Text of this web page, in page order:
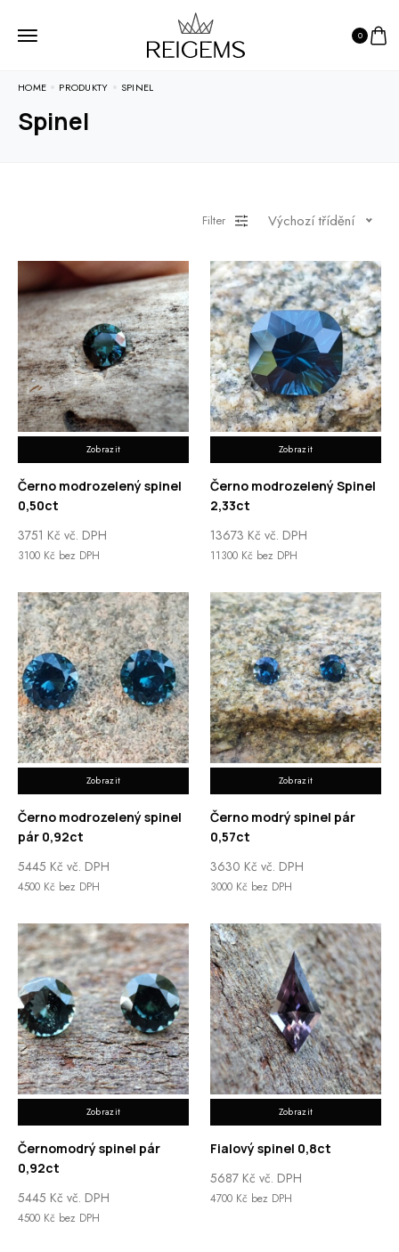
0
HOME PRODUKTY SPINEL
Spinel
Filter Výchozí třídění
Zobrazit
Černo modrozelený spinel
0,50ct
3751 Kč vč. DPH
3100 Kč bez DPH
Zobrazit
Černo modrozelený Spinel
2,33ct
13673 Kč vč. DPH
11300 Kč bez DPH
Zobrazit
Černo modrozelený spinel
pár 0,92ct
5445 Kč vč. DPH
4500 Kč bez DPH
Zobrazit
Černo modrý spinel pár
0,57ct
3630 Kč vč. DPH
3000 Kč bez DPH
Zobrazit
Černomodrý spinel pár
0,92ct
5445 Kč vč. DPH
4500 Kč bez DPH
Zobrazit
Fialový spinel 0,8ct
5687 Kč vč. DPH
4700 Kč bez DPH